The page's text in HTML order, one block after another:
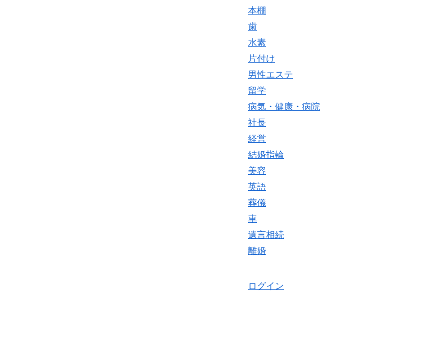
本棚
歯
水素
片付け
男性エステ
留学
病気・健康・病院
社長
経営
結婚指輪
美容
英語
葬儀
車
遺言相続
離婚
ログイン